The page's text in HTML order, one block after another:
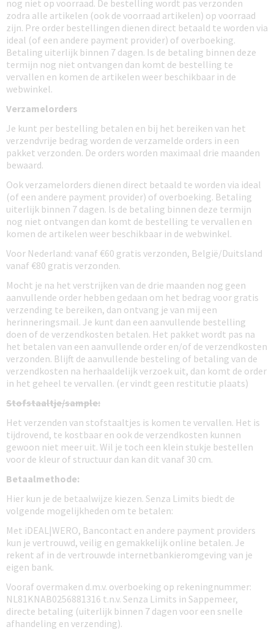
nog niet op voorraad. De bestelling wordt pas verzonden
zodra alle artikelen (ook de voorraad artikelen) op voorraad
zijn. Pre order bestellingen dienen direct betaald te worden via
ideal (of een andere payment provider) of overboeking.
Betaling uiterlijk binnen 7 dagen. Is de betaling binnen deze
termijn nog niet ontvangen dan komt de bestelling te
vervallen en komen de artikelen weer beschikbaar in de
webwinkel.
Verzamelorders
Je kunt per bestelling betalen en bij het bereiken van het
verzendvrije bedrag worden de verzamelde orders in een
pakket verzonden. De orders worden maximaal drie maanden
bewaard.
Ook verzamelorders dienen direct betaald te worden via ideal
(of een andere payment provider) of overboeking. Betaling
uiterlijk binnen 7 dagen. Is de betaling binnen deze termijn
nog niet ontvangen dan komt de bestelling te vervallen en
komen de artikelen weer beschikbaar in de webwinkel.
Voor Nederland: vanaf €60 gratis verzonden, België/Duitsland
vanaf €80 gratis verzonden.
Mocht je na het verstrijken van de drie maanden nog geen
aanvullende order hebben gedaan om het bedrag voor gratis
verzending te bereiken, dan ontvang je van mij een
herinneringsmail. Je kunt dan een aanvullende bestelling
doen of de verzendkosten betalen. Het pakket wordt pas na
het betalen van een aanvullende order en/of de verzendkosten
verzonden. Blijft de aanvullende besteling of betaling van de
verzendkosten na herhaaldelijk verzoek uit, dan komt de order
in het geheel te vervallen. (er vindt geen restitutie plaats)
Stofstaaltje/sample:
Het verzenden van stofstaaltjes is komen te vervallen. Het is
tijdrovend, te kostbaar en ook de verzendkosten kunnen
gewoon niet meer uit. Wil je toch een klein stukje bestellen
voor de kleur of structuur dan kan dit vanaf 30 cm.
Betaalmethode:
Hier kun je de betaalwijze kiezen. Senza Limits biedt de
volgende mogelijkheden om te betalen:
Met iDEAL|WERO, Bancontact en andere payment providers
kun je vertrouwd, veilig en gemakkelijk online betalen. Je
rekent af in de vertrouwde internetbankieromgeving van je
eigen bank.
Vooraf overmaken d.m.v. overboeking op rekeningnummer:
NL81KNAB0256881316 t.n.v. Senza Limits in Sappemeer,
directe betaling (uiterlijk binnen 7 dagen voor een snelle
afhandeling en verzending).